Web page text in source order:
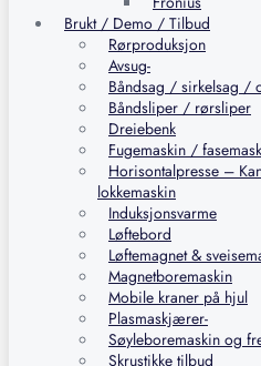
Brukt / Demo / Tilbud
Rørproduksjon
Avsug-
Båndsag / sirkelsag /
Båndsliper / rørsliper
Dreiebenk
Fugemaskin /
Horisontalpresse –
lokkemaskin
Induksjonsvarme
Løftebord
Løftemagnet &
Magnetboremaskin
Mobile kraner på hjul
Plasmaskjærer-
Søyleboremaskin og
Skrustikke tilbud